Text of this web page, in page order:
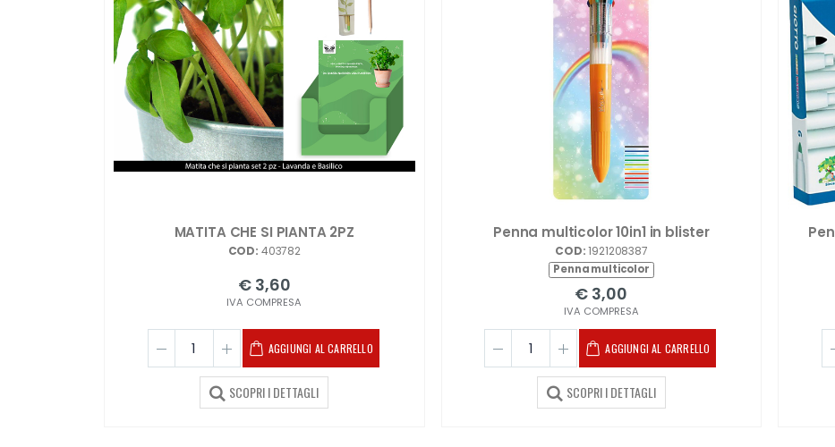
MATITA CHE SI PIANTA 2PZ
COD: 403782
€ 3,60
IVA COMPRESA
AGGIUNGI AL CARRELLO
SCOPRI I DETTAGLI
Penna multicolor 10in1 in blister
COD:1921208387
Penna multicolor
€ 3,00
IVA COMPRESA
AGGIUNGI AL CARRELLO
SCOPRI I DETTAGLI